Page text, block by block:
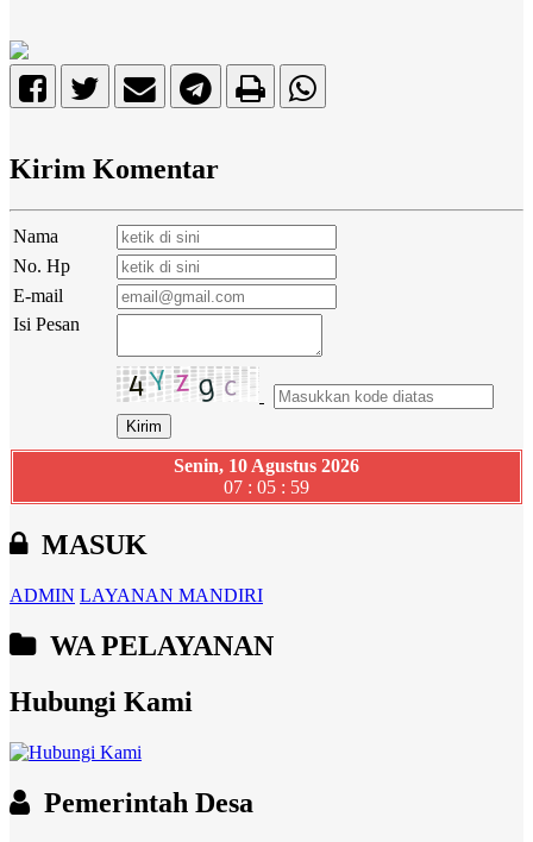
Kirim Komentar
Nama
No. Hp
E-mail
Isi Pesan
Senin, 10 Agustus 2026
07 : 06 : 00
MASUK
ADMIN LAYANAN MANDIRI
WA PELAYANAN
Hubungi Kami
Pemerintah Desa